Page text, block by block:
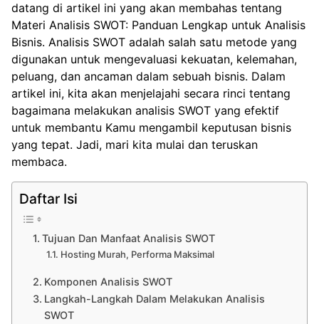
datang di artikel ini yang akan membahas tentang
Materi Analisis SWOT: Panduan Lengkap untuk Analisis
Bisnis. Analisis SWOT adalah salah satu metode yang
digunakan untuk mengevaluasi kekuatan, kelemahan,
peluang, dan ancaman dalam sebuah bisnis. Dalam
artikel ini, kita akan menjelajahi secara rinci tentang
bagaimana melakukan analisis SWOT yang efektif
untuk membantu Kamu mengambil keputusan bisnis
yang tepat. Jadi, mari kita mulai dan teruskan
membaca.
Daftar Isi
Tujuan Dan Manfaat Analisis SWOT
Hosting Murah, Performa Maksimal
Komponen Analisis SWOT
Langkah-Langkah Dalam Melakukan Analisis
SWOT